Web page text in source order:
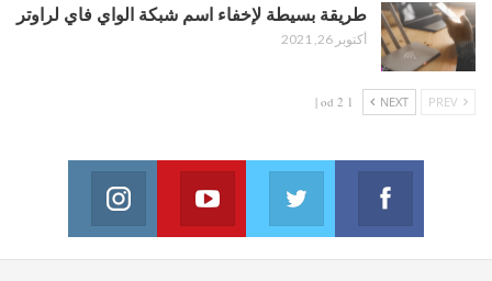
طريقة بسيطة لإخفاء اسم شبكة الواي فاي لراوتر
أكتوبر 26, 2021
NEXT
1 od 2 |
Facebook
Join us on Facebook
Twitter
Join us on Twitter
Youtube
Join us on Youtube